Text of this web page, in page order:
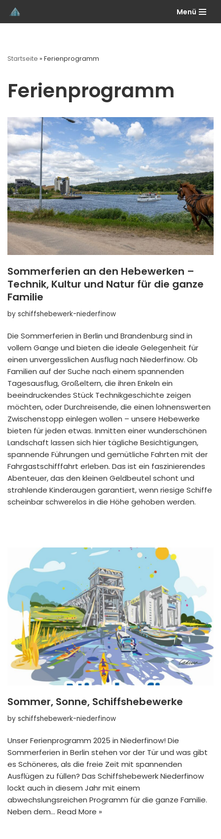
Skip
Menü
Startseite » Ferienprogramm
Ferienprogramm
Sommerferien an den Hebewerken –
Technik, Kultur und Natur für die ganze
Familie
by schiffshebewerk-niederfinow
Die Sommerferien in Berlin und Brandenburg sind in
vollem Gange und bieten die ideale Gelegenheit für
einen unvergesslichen Ausflug nach Niederfinow. Ob
Familien auf der Suche nach einem spannenden
Tagesausflug, Großeltern, die ihren Enkeln ein
beeindruckendes Stück Technikgeschichte zeigen
möchten, oder Durchreisende, die einen lohnenswerten
Zwischenstopp einlegen wollen – unsere Hebewerke
bieten für jeden etwas. Inmitten einer wunderschönen
Landschaft lassen sich hier tägliche Besichtigungen,
spannende Führungen und gemütliche Fahrten mit der
Fahrgastschifffahrt erleben. Das ist ein faszinierendes
Abenteuer, das den kleinen Geldbeutel schont und
strahlende Kinderaugen garantiert, wenn riesige Schiffe
scheinbar schwerelos in die Höhe gehoben werden.
Sommer, Sonne, Schiffshebewerke
by schiffshebewerk-niederfinow
Unser Ferienprogramm 2025 in Niederfinow! Die
Sommerferien in Berlin stehen vor der Tür und was gibt
es Schöneres, als die freie Zeit mit spannenden
Ausflügen zu füllen? Das Schiffshebewerk Niederfinow
lockt auch in diesem Jahr mit einem
abwechslungsreichen Programm für die ganze Familie.
Neben dem… Read More »